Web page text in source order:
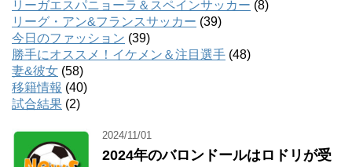
リーガエスパニョーラ＆スペインサッカー (8)
リーグ・アン&フランスサッカー (39)
今日のファッション (39)
勝手にオススメ！イケメン＆注目選手 (48)
妻&彼女 (58)
移籍情報 (40)
試合結果 (2)
2024/11/01
2024年のバロンドールはロドリが受